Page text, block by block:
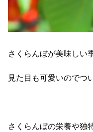
さくらんぼが美味しい
見た目も可愛いのでつ
さくらんぼの栄養や独